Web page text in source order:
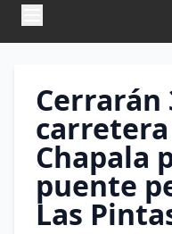
Cerrarán
Chapala
puente
Las